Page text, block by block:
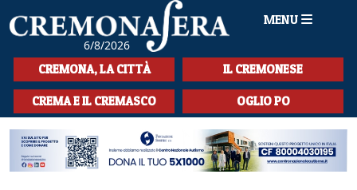
6/8/2026
MENU
HOME
CRONACA
SPORT
LA MUSICA
CREMONA, LA CITTÀ IL CREMONESE
CREMA E IL CREMASCO OGLIO PO